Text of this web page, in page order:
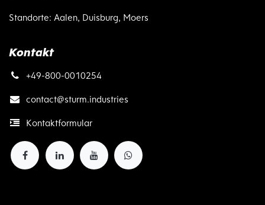
Standorte: Aalen, Duisburg, Moers
Kontakt
+49-800-0010254
contact@sturm.industries
Kontaktformular